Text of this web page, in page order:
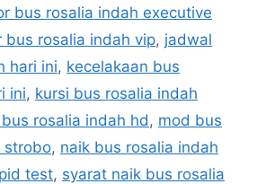
bus rosalia indah executive
bus rosalia indah vip, jadwal
hari ini, kecelakaan bus
ini, kursi bus rosalia indah
rosalia indah hd, mod bus
strobo, naik bus rosalia indah
test, syarat naik bus rosalia